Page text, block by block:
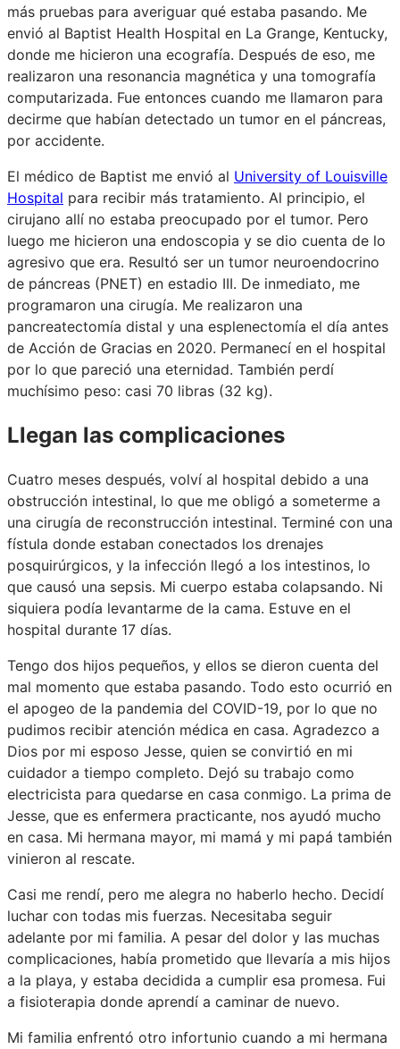
más pruebas para averiguar qué estaba pasando. Me
envió al Baptist Health Hospital en La Grange, Kentucky,
donde me hicieron una ecografía. Después de eso, me
realizaron una resonancia magnética y una tomografía
computarizada. Fue entonces cuando me llamaron para
decirme que habían detectado un tumor en el páncreas,
por accidente.
El médico de Baptist me envió al University of Louisville
Hospital para recibir más tratamiento. Al principio, el
cirujano allí no estaba preocupado por el tumor. Pero
luego me hicieron una endoscopia y se dio cuenta de lo
agresivo que era. Resultó ser un tumor neuroendocrino
de páncreas (PNET) en estadio III. De inmediato, me
programaron una cirugía. Me realizaron una
pancreatectomía distal y una esplenectomía el día antes
de Acción de Gracias en 2020. Permanecí en el hospital
por lo que pareció una eternidad. También perdí
muchísimo peso: casi 70 libras (32 kg).
Llegan las complicaciones
Cuatro meses después, volví al hospital debido a una
obstrucción intestinal, lo que me obligó a someterme a
una cirugía de reconstrucción intestinal. Terminé con una
fístula donde estaban conectados los drenajes
posquirúrgicos, y la infección llegó a los intestinos, lo
que causó una sepsis. Mi cuerpo estaba colapsando. Ni
siquiera podía levantarme de la cama. Estuve en el
hospital durante 17 días.
Tengo dos hijos pequeños, y ellos se dieron cuenta del
mal momento que estaba pasando. Todo esto ocurrió en
el apogeo de la pandemia del COVID-19, por lo que no
pudimos recibir atención médica en casa. Agradezco a
Dios por mi esposo Jesse, quien se convirtió en mi
cuidador a tiempo completo. Dejó su trabajo como
electricista para quedarse en casa conmigo. La prima de
Jesse, que es enfermera practicante, nos ayudó mucho
en casa. Mi hermana mayor, mi mamá y mi papá también
vinieron al rescate.
Casi me rendí, pero me alegra no haberlo hecho. Decidí
luchar con todas mis fuerzas. Necesitaba seguir
adelante por mi familia. A pesar del dolor y las muchas
complicaciones, había prometido que llevaría a mis hijos
a la playa, y estaba decidida a cumplir esa promesa. Fui
a fisioterapia donde aprendí a caminar de nuevo.
Mi familia enfrentó otro infortunio cuando a mi hermana